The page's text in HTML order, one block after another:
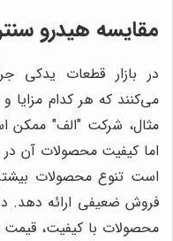
مقایسه هیدرو سنتر
در بازار قطعات یدکی
می‌کنند که هر کدام مزایا
مثال، شرکت "الف" ممکن
اما کیفیت محصولات آن
است تنوع محصولات
فروش ضعیفی ارائه دهد.
محصولات با کیفیت،